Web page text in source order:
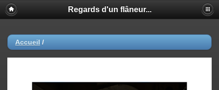
Regards d'un flâneur...
Accueil /